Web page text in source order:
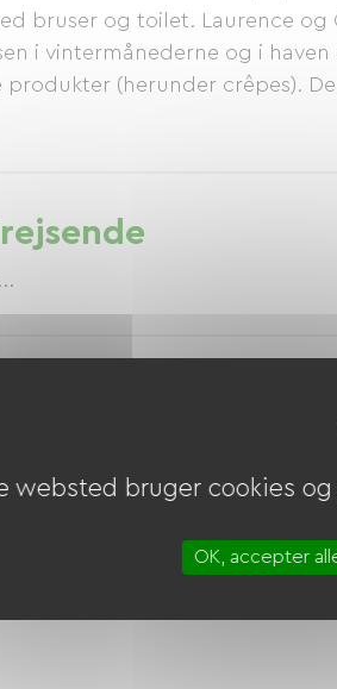
bruser og toilet. Laurence og
i vintermånederne og i
produkter (herunder crêpes).
websted bruger cookies
OK, accepter